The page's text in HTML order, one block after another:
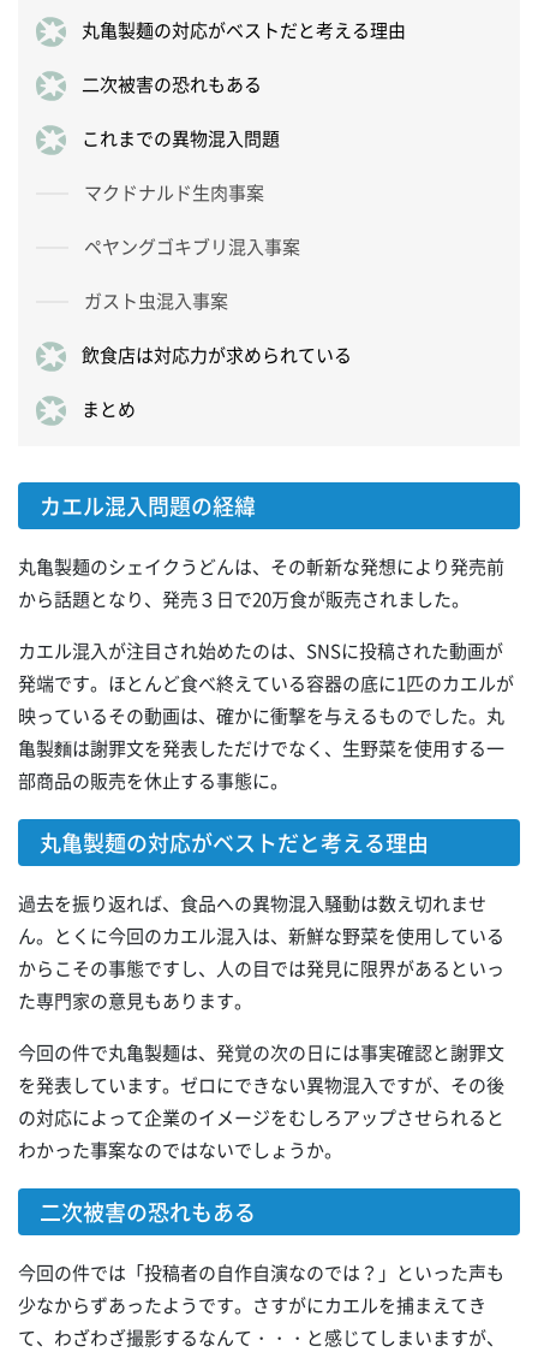
丸亀製麺の対応がベストだと考える理由
二次被害の恐れもある
これまでの異物混入問題
マクドナルド生肉事案
ペヤングゴキブリ混入事案
ガスト虫混入事案
飲食店は対応力が求められている
まとめ
カエル混入問題の経緯
丸亀製麺のシェイクうどんは、その斬新な発想により発売前
から話題となり、発売３日で20万食が販売されました。
カエル混入が注目され始めたのは、SNSに投稿された動画が
発端です。ほとんど食べ終えている容器の底に1匹のカエルが
映っているその動画は、確かに衝撃を与えるものでした。丸
亀製麵は謝罪文を発表しただけでなく、生野菜を使用する一
部商品の販売を休止する事態に。
丸亀製麺の対応がベストだと考える理由
過去を振り返れば、食品への異物混入騒動は数え切れませ
ん。とくに今回のカエル混入は、新鮮な野菜を使用している
からこその事態ですし、人の目では発見に限界があるといっ
た専門家の意見もあります。
今回の件で丸亀製麺は、発覚の次の日には事実確認と謝罪文
を発表しています。ゼロにできない異物混入ですが、その後
の対応によって企業のイメージをむしろアップさせられると
わかった事案なのではないでしょうか。
二次被害の恐れもある
今回の件では「投稿者の自作自演なのでは？」といった声も
少なからずあったようです。さすがにカエルを捕まえてき
て、わざわざ撮影するなんて・・・と感じてしまいますが、